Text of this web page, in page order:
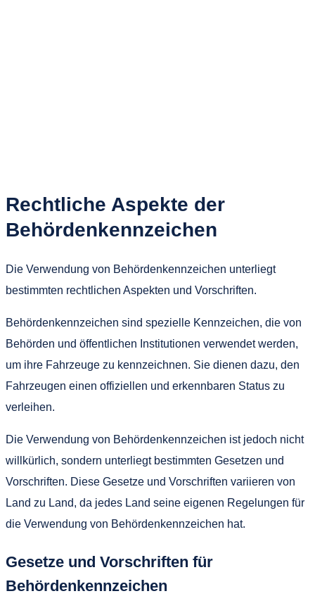
Rechtliche Aspekte der
Behördenkennzeichen
Die Verwendung von Behördenkennzeichen unterliegt
bestimmten rechtlichen Aspekten und Vorschriften.
Behördenkennzeichen sind spezielle Kennzeichen, die von
Behörden und öffentlichen Institutionen verwendet werden,
um ihre Fahrzeuge zu kennzeichnen. Sie dienen dazu, den
Fahrzeugen einen offiziellen und erkennbaren Status zu
verleihen.
Die Verwendung von Behördenkennzeichen ist jedoch nicht
willkürlich, sondern unterliegt bestimmten Gesetzen und
Vorschriften. Diese Gesetze und Vorschriften variieren von
Land zu Land, da jedes Land seine eigenen Regelungen für
die Verwendung von Behördenkennzeichen hat.
Gesetze und Vorschriften für
Behördenkennzeichen